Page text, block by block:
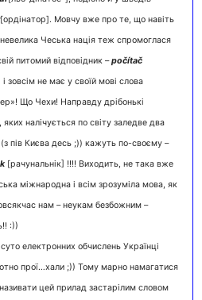
[ордінатор]. Мовчу вже про те, що навіть
Чеська нація теж спромоглася
питомий відповідник –počítač
і зовсім не має у своїй мові слова
Що Чехи! Направду дрібонькі
яких налічується по світу заледве два
(з пів Києва десь ;)) кажуть по-своєму –
[рачунальнік] !!!! Виходить, не така вже
міжнародна і всім зрозуміла мова, як
нам – неукам безбожним –
:))
електронних обчислень Українці
прої…хали ;)) Тому марно намагатися
цей прилад застарілим словом